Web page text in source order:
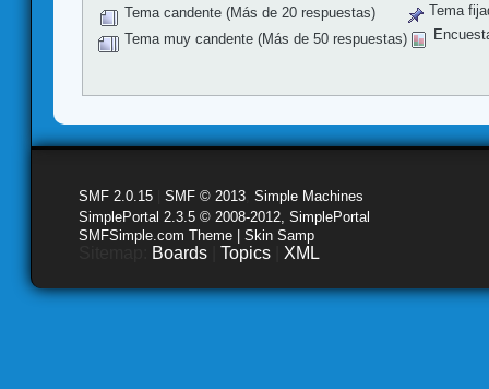
Tema candente (Más de 20 respuestas)
Tema muy candente (Más de 50 respuestas)
Tema
SMF 2.0.15 SMF © 2013 Simple Machines
SimplePortal 2.3.5 © 2008-2012, SimplePortal
SMFSimple.com Theme | Skin Samp
Boards Topics XML